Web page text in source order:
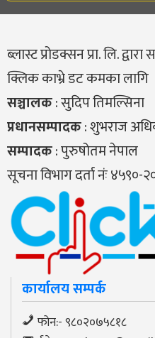
ब्लास्ट प्रोडक्सन प्रा. लि. द्वारा
क्लिक काभ्रे डट कमका लागि
सञ्चालक: सुदिप तिमल्सिना
प्रधानसम्पादक: शुभराज
सम्पादक: पुरुषोतम नेपाल
सूचना विभाग दर्ता नंः ४५९०-
कार्यालय सम्पर्क
फोन:- ९८०२०७५८१८